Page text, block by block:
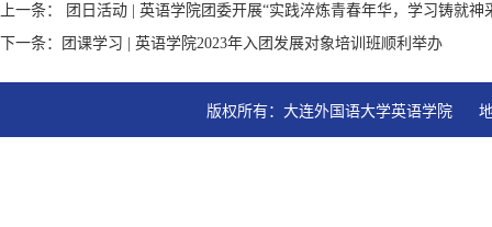
上一条： 团日活动 | 英语学院团委开展“实践淬炼青春年华，学习铸就神
下一条：团课学习 | 英语学院2023年入团发展对象培训班顺利举办
版权所有：大连外国语大学英语学院